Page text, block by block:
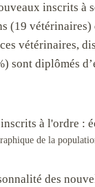
inscrits à
(19 vétérinaires)
vétérinaires,
sont diplômés
de la
des